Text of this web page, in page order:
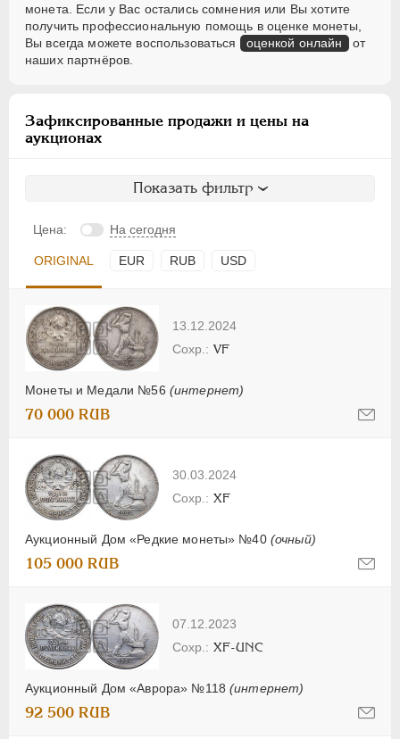
монета. Если у Вас остались сомнения или Вы хотите
получить профессиональную помощь в оценке монеты,
Вы всегда можете воспользоваться
оценкой онлайн от
наших партнёров.
Зафиксированные продажи и цены на
аукционах
Показать фильтр
Цена: На сегодня
ORIGINAL EUR RUB USD
13.12.2024
Монеты и Медали №56 (интернет)
VF
70 000 RUB
30.03.2024
Аукционный Дом «Редкие монеты» №40 (очный)
XF
105 000 RUB
07.12.2023
Аукционный Дом «Аврора» №118(интернет)
XF-UNC
92 500 RUB